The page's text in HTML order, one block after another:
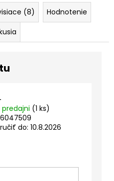
(8)
Hodnotenie
(1 ks)
do: 10.8.2026